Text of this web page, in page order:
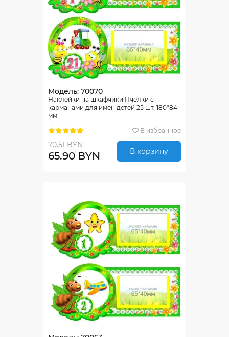
Модель: 70070
Наклейки на шкафчики Пчелки с
карманами для имен детей 25 шт. 180*84
мм
В избранное
70.51 BYN
65.90 BYN В корзину